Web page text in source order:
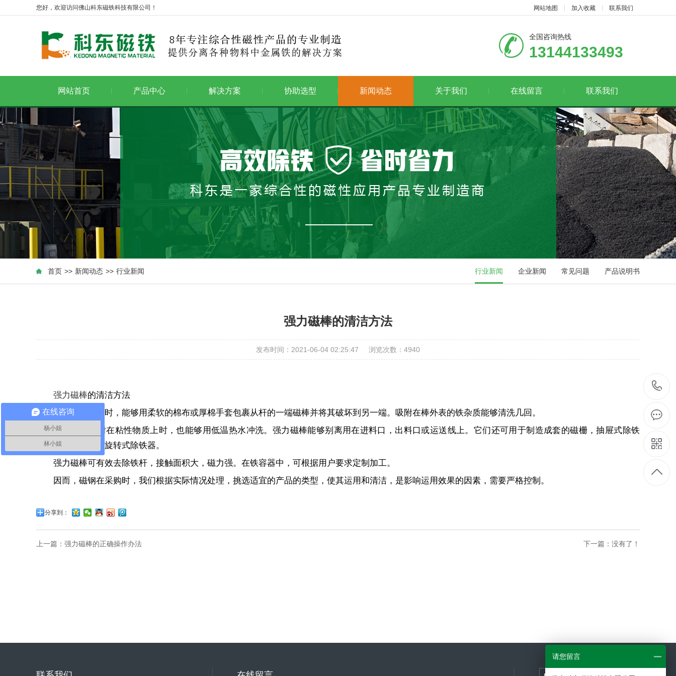
您好，欢迎访问佛山科东磁铁科技有限公司！ 网站地图 加入收藏 联系我们
全国咨询热线
13144133493
网站首页 产品中心 解决方案 协助选型 新闻动态 关于我们 在线留言 联系我们
首页 >> 新闻动态 >> 行业新闻 行业新闻 企业新闻 常见问题 产品说明书
强力磁棒的清洁方法
发布时间：2021-06-04 02:25:47 浏览次数： 4940
强力磁棒的清洁方法
清洁强力磁棒时，能够用柔软的棉布或厚棉手套包裹从杆的一端磁棒并将其破坏到另一端。吸附在棒外表的铁杂质能够清洗几回。
当棒外表粘附在粘性物质上时，也能够用低温热水冲洗。强力磁棒能够别离用在进料口，出料口或运送线上。它们还可用于制造成套的磁栅，抽屉式除铁
器，流体分离器和旋转式除铁器。
强力磁棒可有效去除铁杆，接触面积大，磁力强。在铁容器中，可根据用户要求定制加工。
因而，磁钢在采购时，我们根据实际情况处理，挑选适宜的产品的类型，使其运用和清洁，是影响运用效果的因素，需要严格控制。
分享到：
上一篇： 强力磁棒的正确操作办法 下一篇：没有了！
在线咨询
杨小姐
林小姐
请您留言